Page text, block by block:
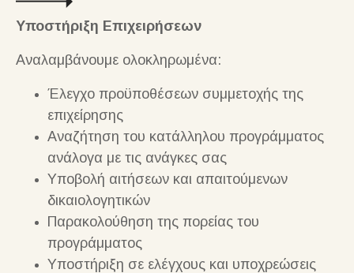
Υποστήριξη Επιχειρήσεων
Αναλαμβάνουμε ολοκληρωμένα:
Έλεγχο προϋποθέσεων συμμετοχής της
επιχείρησης
Αναζήτηση του κατάλληλου προγράμματος
ανάλογα με τις ανάγκες σας
Υποβολή αιτήσεων και απαιτούμενων
δικαιολογητικών
Παρακολούθηση της πορείας του
προγράμματος
Υποστήριξη σε ελέγχους και υποχρεώσεις